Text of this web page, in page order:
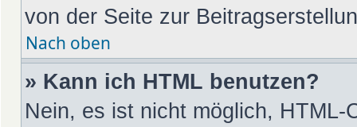
von der Seite zur
Nach oben
» Kann ich HTML benutzen?
Nein, es ist nicht möglich,